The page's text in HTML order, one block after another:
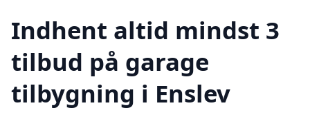
Indhent altid mindst 3
tilbud på garage
tilbygning i Enslev